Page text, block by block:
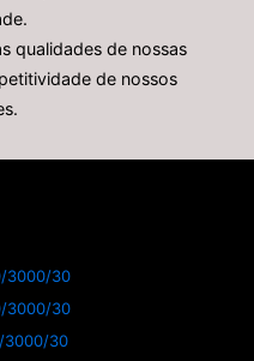
qualidades de nossas
de nossos
3000/30
3000/30
3000/30